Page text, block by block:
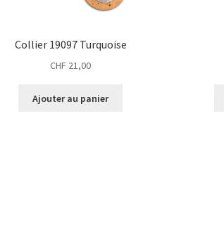
Collier 19097 Turquoise
CHF 21,00
Ajouter au panier